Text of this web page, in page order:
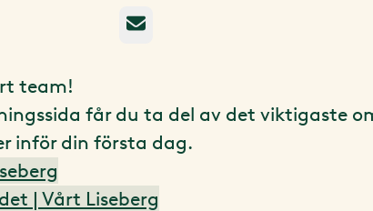
E-post
team!
får du ta del av det viktigaste
inför din första dag.
| Vårt Liseberg